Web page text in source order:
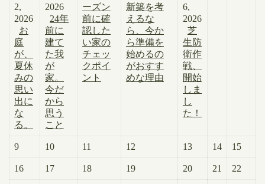
2,
2026
お
庭
が、
夏休
みの
思い
出に
な
る。
2026
24年
前に
建て
た我
が
家。
今だ
から
思う
こと
ーズン
前に確
認した
い家の
チェッ
クポイ
ント
新築を考
えるな
ら、今か
ら準備を
始めるの
がおすす
めな理由
6,
2026
芝
生防
衛作
戦、
開始
しま
し
た！
9 10 11 12 13 14 15
16 17 18 19 20 21 22